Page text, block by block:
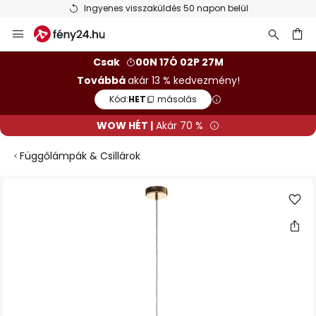
Ingyenes visszaküldés 50 napon belül
Ugrás
a
Csak
00N 17Ó 02P 27M
Továbbáakár 13 % kedvezmény!
Kód:HET másolás
WOW HÉT | Akár 70 %
Függőlámpák & Csillárok